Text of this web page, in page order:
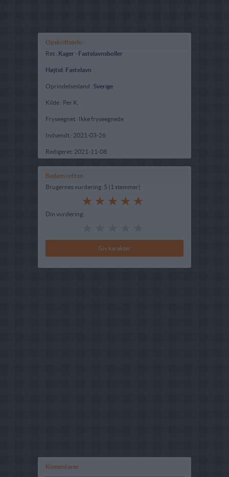
Opskriftsinfo
Ret : Kager - Fastelavnsboller
Højtid : Fastelavn
Oprindelsesland : Sverige
Kilde : Per K.
Fryseegnet : Ikke fryseegnede
Indsendt : 2021-03-26
Redigeret: 2021-11-08
Bedøm retten
Brugernes vurdering: 5 (1 stemmer)
Din vurdering:
Komentarer